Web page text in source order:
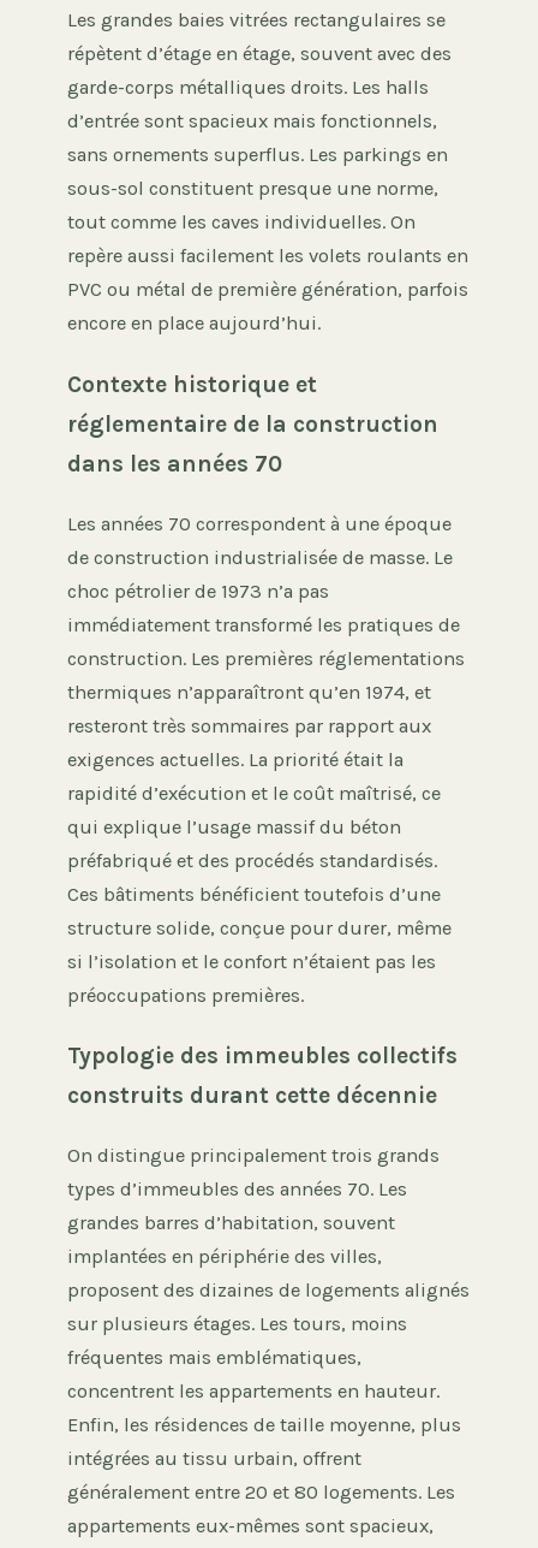
Les grandes baies vitrées rectangulaires se
répètent d’étage en étage, souvent avec des
garde-corps métalliques droits. Les halls
d’entrée sont spacieux mais fonctionnels,
sans ornements superflus. Les parkings en
sous-sol constituent presque une norme,
tout comme les caves individuelles. On
repère aussi facilement les volets roulants en
PVC ou métal de première génération, parfois
encore en place aujourd’hui.
Contexte historique et
réglementaire de la construction
dans les années 70
Les années 70 correspondent à une époque
de construction industrialisée de masse. Le
choc pétrolier de 1973 n’a pas
immédiatement transformé les pratiques de
construction. Les premières réglementations
thermiques n’apparaîtront qu’en 1974, et
resteront très sommaires par rapport aux
exigences actuelles. La priorité était la
rapidité d’exécution et le coût maîtrisé, ce
qui explique l’usage massif du béton
préfabriqué et des procédés standardisés.
Ces bâtiments bénéficient toutefois d’une
structure solide, conçue pour durer, même
si l’isolation et le confort n’étaient pas les
préoccupations premières.
Typologie des immeubles collectifs
construits durant cette décennie
On distingue principalement trois grands
types d’immeubles des années 70. Les
grandes barres d’habitation, souvent
implantées en périphérie des villes,
proposent des dizaines de logements alignés
sur plusieurs étages. Les tours, moins
fréquentes mais emblématiques,
concentrent les appartements en hauteur.
Enfin, les résidences de taille moyenne, plus
intégrées au tissu urbain, offrent
généralement entre 20 et 80 logements. Les
appartements eux-mêmes sont spacieux,